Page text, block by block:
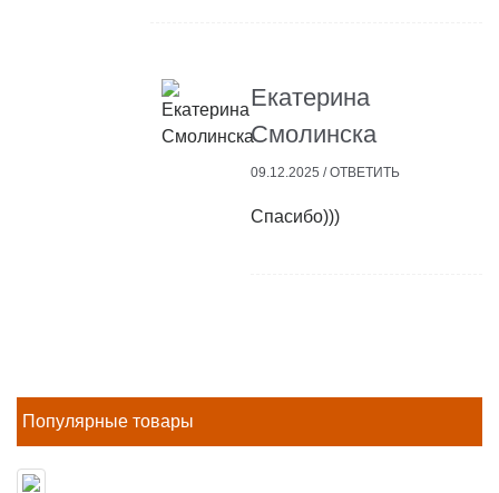
Екатерина
Смолинска
09.12.2025 /ОТВЕТИТЬ
Спасибо)))
Популярные товары